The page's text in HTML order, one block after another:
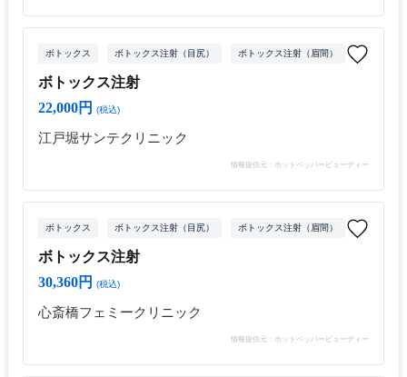
ボトックス ボトックス注射（目尻） ボトックス注射（眉間） ボトック
ボトックス注射
22,000円
(税込)
江戸堀サンテクリニック
情報提供元：ホットペッパービューティー
ボトックス ボトックス注射（目尻） ボトックス注射（眉間） ボトック
ボトックス注射
30,360円
(税込)
心斎橋フェミークリニック
情報提供元：ホットペッパービューティー